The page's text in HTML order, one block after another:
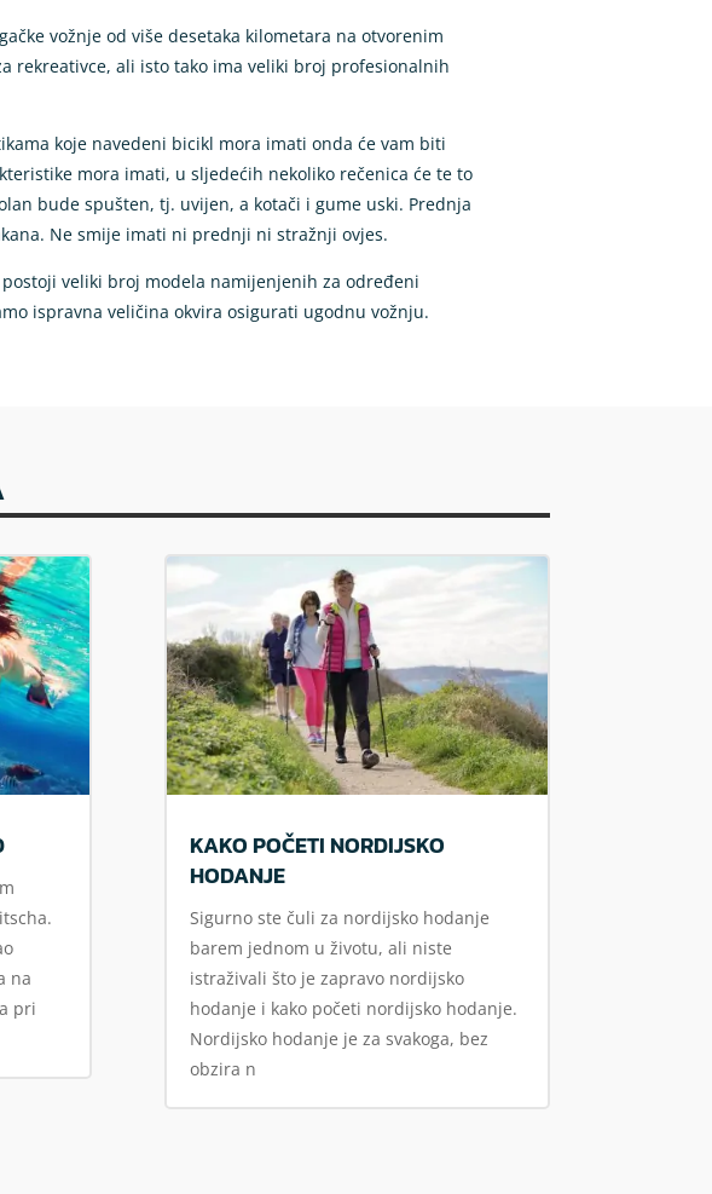
vožnje od više desetaka kilometara na otvorenim
rekreativce, ali isto tako ima veliki broj profesionalnih
koje navedeni bicikl mora imati onda će vam biti
mora imati, u sljedećih nekoliko rečenica će te to
bude spušten, tj. uvijen, a kotači i gume uski. Prednja
Ne smije imati ni prednji ni stražnji ovjes.
veliki broj modela namijenjenih za određeni
ispravna veličina okvira osigurati ugodnu vožnju.
na
pri
KAKO POČETI NORDIJSKO
HODANJE
Sigurno ste čuli za nordijsko hodanje
barem jednom u životu, ali niste
istraživali što je zapravo nordijsko
hodanje i kako početi nordijsko hodanje.
Nordijsko hodanje je za svakoga, bez
obzira n